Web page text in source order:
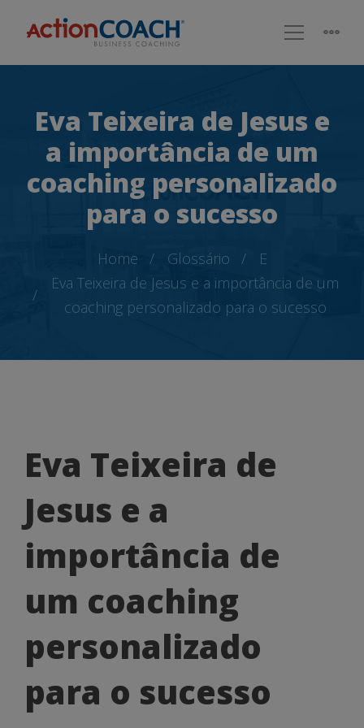
Eva Teixeira de Jesus e
a importância de um
coaching personalizado
para o sucesso
Home Glossário
E
Eva Teixeira de Jesus e a importância de um
coaching personalizado para o sucesso
Eva
Teixeira
de
Jesus
e
a
importância
de
um
Eva Teixeira de
Jesus e a
importância de
um coaching
personalizado
para o sucesso